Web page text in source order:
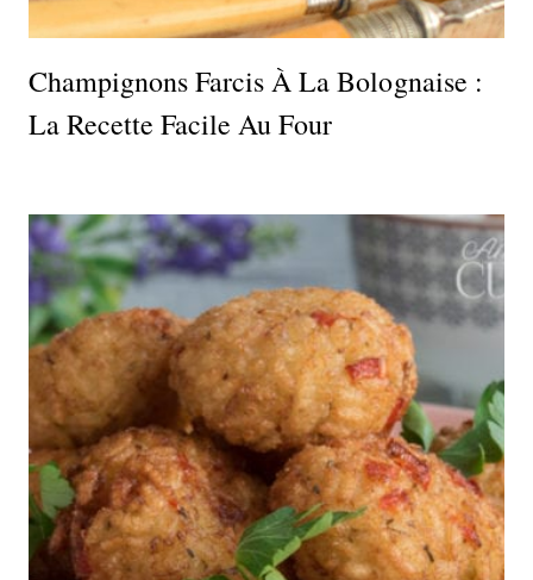
Champignons Farcis À La Bolognaise :
La Recette Facile Au Four